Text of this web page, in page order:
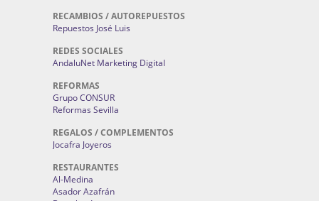
RECAMBIOS / AUTOREPUESTOS
Repuestos José Luis
REDES SOCIALES
AndaluNet Marketing Digital
REFORMAS
Grupo CONSUR
Reformas Sevilla
REGALOS / COMPLEMENTOS
Jocafra Joyeros
RESTAURANTES
Al-Medina
Asador Azafrán